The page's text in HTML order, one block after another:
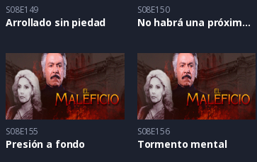
S08E149
Arrollado sin piedad
S08E150
No habrá una próxima vez
S08E155
Presión a fondo
S08E156
Tormento mental